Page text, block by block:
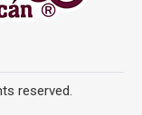
reserved.